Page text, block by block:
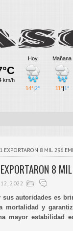
EXPORTARON 8 MIL 296
8
2022
sus autoridades es
mortalidad y
mayor estabilidad